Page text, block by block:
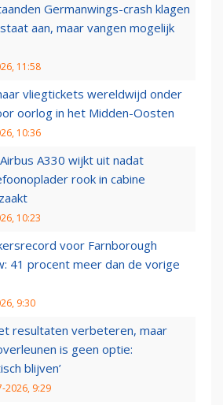
Germanwings-crash klagen
aan, maar vangen mogelijk
11:58
vliegtickets wereldwijd onder
oorlog in het Midden-Oosten
10:36
Airbus A330 wijkt uit nadat
rook in cabine
10:23
voor Farnborough
41 procent meer dan de vorige
9:30
resultaten verbeteren, maar
is geen optie:
blijven’
2026, 9:29